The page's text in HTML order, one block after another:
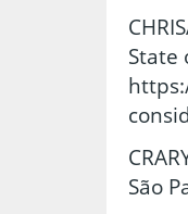
State
São